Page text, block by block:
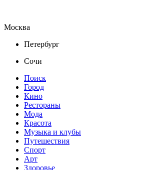
Москва
Петербург
Сочи
Поиск
Город
Кино
Рестораны
Мода
Красота
Музыка и клубы
Путешествия
Спорт
Арт
Здоровье